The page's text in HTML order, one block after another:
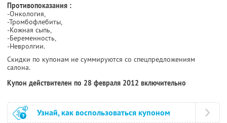
Противопоказания :
-Онкология,
-Тромбофлебиты,
-Кожная сыпь,
-Беременность,
-Невролгии.
Скидки по купонам не суммируются со спецпредложениям
салона.
Купон действителен по 28 февраля 2012 включительно
Узнай, как воспользоваться купоном